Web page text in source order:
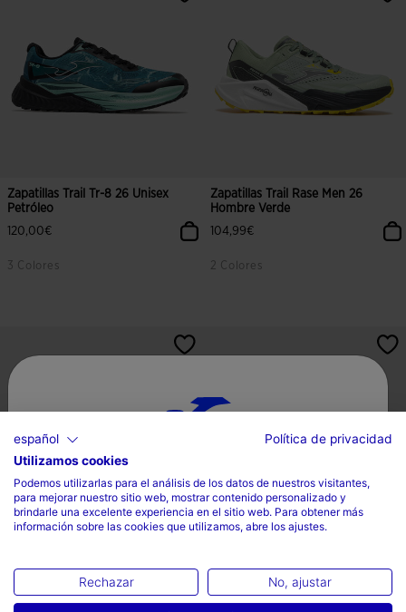
Zapatillas Trail Tr-8 26 Unisex
Petróleo
120,00€
3 Colores
3,3 sobre 5 de valoración de clientes
Zapatillas Trail Rase Men 26
Hombre Verde
104,99€
2 Colores
4,3 sobre 5 de valoración de
Selecciona tu país e idioma
País
España
Idioma
español
Política de privacidad
Utilizamos cookies
Podemos utilizarlas para el análisis de los datos de nuestros visitantes,
para mejorar nuestro sitio web, mostrar contenido personalizado y
brindarle una excelente experiencia en el sitio web. Para obtener más
información sobre las cookies que utilizamos, abre los ajustes.
Rechazar No, ajustar